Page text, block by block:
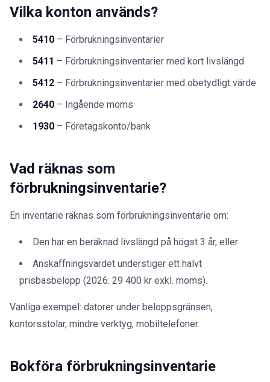
Vilka konton används?
5410 – Förbrukningsinventarier
5411 – Förbrukningsinventarier med kort livslängd
5412 – Förbrukningsinventarier med obetydligt värde
2640 – Ingående moms
1930 – Företagskonto/bank
Vad räknas som
förbrukningsinventarie?
En inventarie räknas som förbrukningsinventarie om:
Den har en beräknad livslängd på högst 3 år, eller
Anskaffningsvärdet understiger ett halvt
prisbasbelopp (2026: 29 400 kr exkl. moms).
Vanliga exempel: datorer under beloppsgränsen,
kontorsstolar, mindre verktyg, mobiltelefoner.
Bokföra förbrukningsinventarie